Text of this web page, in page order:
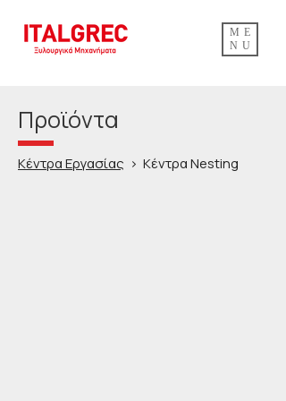
ME
NU
Προϊόντα
Κέντρα Εργασίας > Κέντρα Nesting